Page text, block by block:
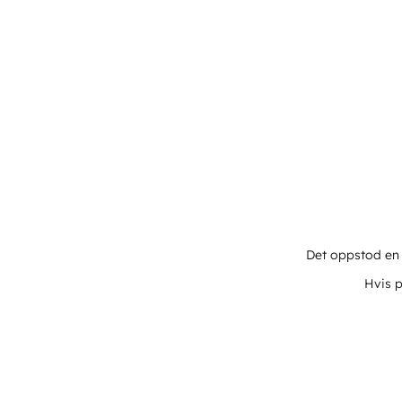
Det oppstod
Hvis